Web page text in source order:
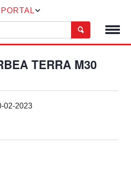
PORTAL
TERRA M30
02-2023